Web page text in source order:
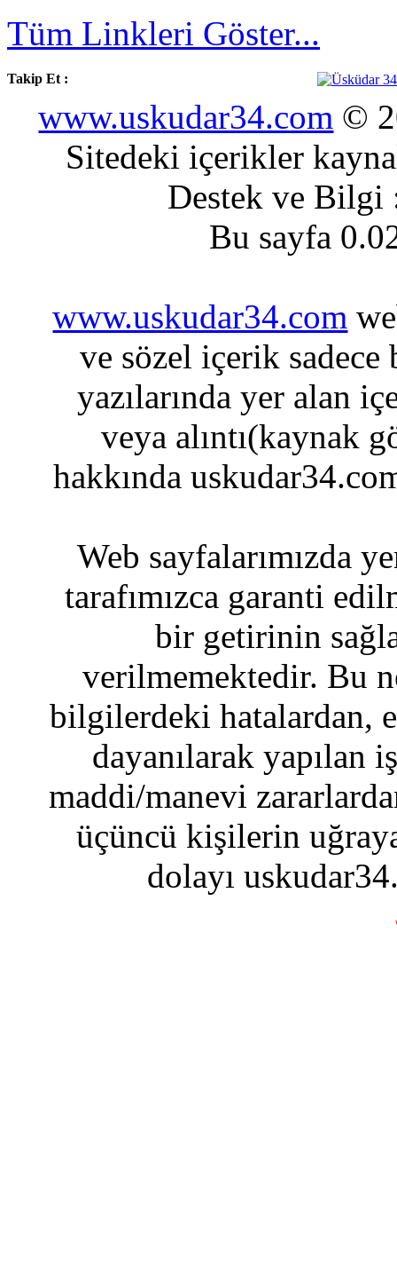
Tüm Linkleri Göster...
Takip Et :
www.uskudar34.com ©
Sitedeki içerikler
Destek ve
Bu sayfa
www.uskudar34.com
ve sözel içerik sadece
yazılarında yer alan
veya alıntı(kaynak
hakkında
Web sayfalarımızda
tarafımızca garanti
bir getirinin
verilmemektedir. Bu
bilgilerdeki hatalardan,
dayanılarak yapılan
maddi/manevi
üçüncü kişilerin
dolayı